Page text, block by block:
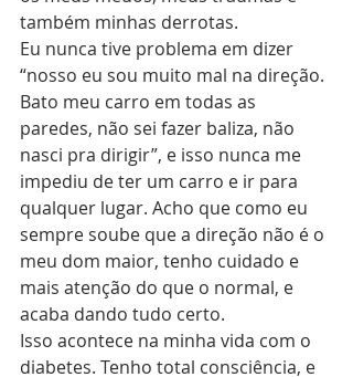
também minhas derrotas.
Eu nunca tive problema em dizer
“nosso eu sou muito mal na direção.
Bato meu carro em todas as
paredes, não sei fazer baliza, não
nasci pra dirigir”, e isso nunca me
impediu de ter um carro e ir para
qualquer lugar. Acho que como eu
sempre soube que a direção não é o
meu dom maior, tenho cuidado e
mais atenção do que o normal, e
acaba dando tudo certo.
Isso acontece na minha vida com o
diabetes. Tenho total consciência, e